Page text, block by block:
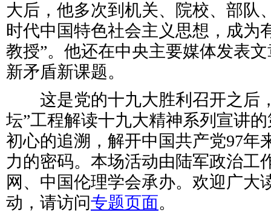
大后，他多次到机关、院校、部队
时代中国特色社会主义思想，成为
教授”。他还在中央主要媒体发表
新矛盾新课题。
这是党的十九大胜利召开之后
坛”工程解读十九大精神系列宣讲
初心的追溯，解开中国共产党97年
力的密码。本场活动由陆军政治工
网、中国伦理学会承办。欢迎广大
动，请访问专题页面。